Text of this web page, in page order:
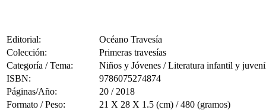
Editorial:
Océano Travesía
Colección:
Primeras travesías
Categoría / Tema:
Niños y Jóvenes / Literatura infantil y
ISBN:
9786075274874
Páginas/Año:
20 / 2018
Formato / Peso:
21 X 28 X 1.5 (cm) / 480 (gramos)